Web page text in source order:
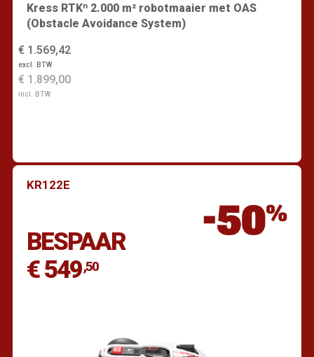
Kress RTKⁿ 2.000 m² robotmaaier met OAS
(Obstacle Avoidance System)
€ 1.569,42
excl. BTW
€ 1.899,00
incl. BTW
KR122E
BESPAAR
€ 549,50